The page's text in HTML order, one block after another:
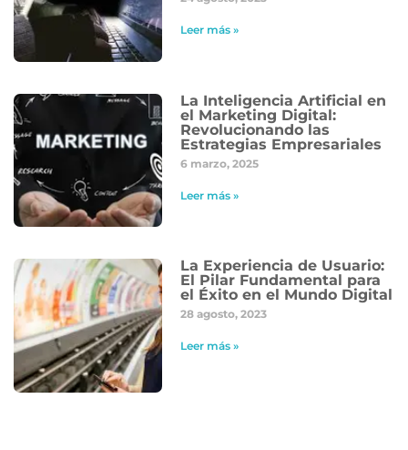
Leer más »
La Inteligencia Artificial en
el Marketing Digital:
Revolucionando las
Estrategias Empresariales
6 marzo, 2025
Leer más »
La Experiencia de Usuario:
El Pilar Fundamental para
el Éxito en el Mundo Digital
28 agosto, 2023
Leer más »